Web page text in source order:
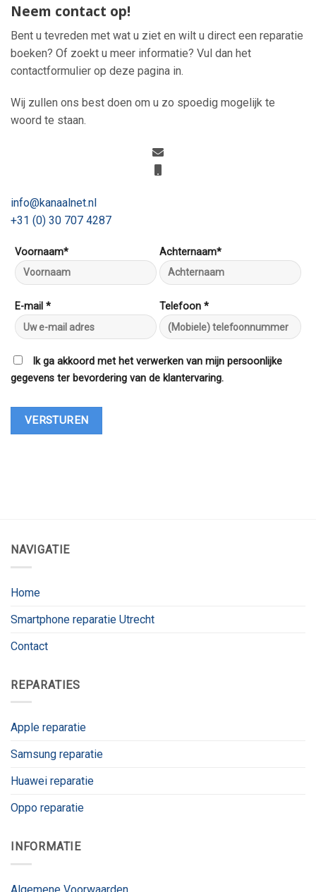
Neem contact op!
Bent u tevreden met wat u ziet en wilt u direct een reparatie
boeken? Of zoekt u meer informatie? Vul dan het
contactformulier op deze pagina in.
Wij zullen ons best doen om u zo spoedig mogelijk te
woord te staan.
info@kanaalnet.nl
+31 (0) 30 707 4287
Voornaam* Achternaam*
E-mail * Telefoon *
Ik ga akkoord met het verwerken van mijn persoonlijke
gegevens ter bevordering van de klantervaring.
NAVIGATIE
Home
Smartphone reparatie Utrecht
Contact
REPARATIES
Apple reparatie
Samsung reparatie
Huawei reparatie
Oppo reparatie
INFORMATIE